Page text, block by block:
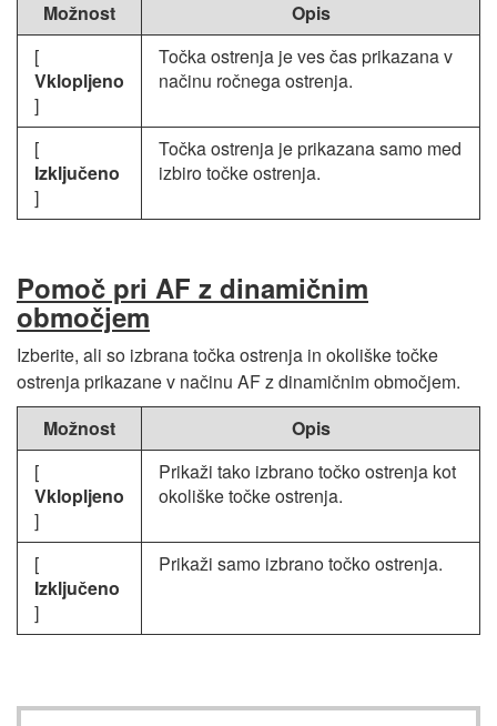
Možnost
Opis
[
Vklopljeno
]
Točka ostrenja je ves čas prikazana v
načinu ročnega ostrenja.
[
Izključeno
]
Točka ostrenja je prikazana samo med
izbiro točke ostrenja.
Pomoč pri AF z dinamičnim
območjem
Izberite, ali so izbrana točka ostrenja in okoliške točke
ostrenja prikazane v načinu AF z dinamičnim območjem.
Možnost
Opis
[
Vklopljeno
]
Prikaži tako izbrano točko ostrenja kot
okoliške točke ostrenja.
[
Izključeno
]
Prikaži samo izbrano točko ostrenja.